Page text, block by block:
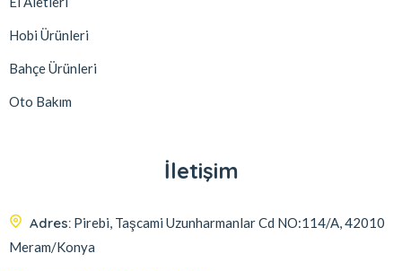
Hobi Ürünleri
Bahçe Ürünleri
Oto Bakım
İletişim
Adres: Pirebi, Taşcami Uzunharmanlar Cd NO:114/A, 42010
Meram/Konya